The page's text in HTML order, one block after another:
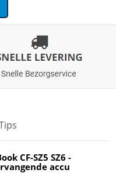
CF-SZ5 SZ6 -
accu